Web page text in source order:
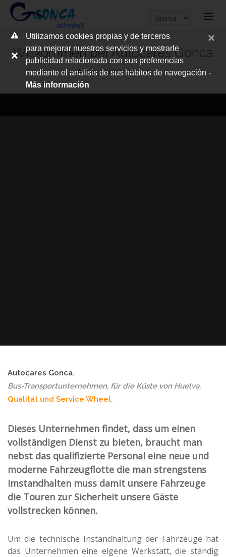
cerrar
Utilizamos cookies propias y de terceros
para mejorar nuestros servicios y mostrarle
publicidad relacionada con sus preferencias
mediante el análisis de sus hábitos de navegación -
Más información
Willkommen bei Autocares Gonca
AUTOCARES GONCA
Autocares Gonca.
Bus-Transportunternehmen, für die Küste von Huelva.
Qualität und Service Wheel.
Dieses Unternehmen findet, dass um einen
vollständigen Dienst zu bieten, braucht man
nebst das qualifizierte Personal eine neue und
moderne Fahrzeugflotte die man strengstens
Imstandhalten muss damit unsere Fahrzeuge
die Touren zur Sicherheit unsere Gäste
vollstrecken können.
Um die technische Instandhaltung der Fahrzeuge hat
das Unternehmen eine eigene Werkstatt, die ständig